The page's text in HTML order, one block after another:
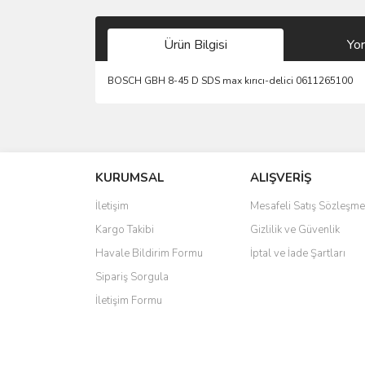
Ürün Bilgisi
BOSCH GBH 8-45 D SDS max kırıcı-delici 0611265100
Ürün resmi kalitesiz, bozuk veya görüntülenemiyor.
Ürün açıklamasında eksik bilgiler bulunuyor.
Ürün bilgilerinde hatalar bulunuyor.
Ürün fiyatı diğer sitelerden daha pahalı.
Bu ürüne benzer farklı alternatifler olmalı.
KURUMSAL
İletişim
Kargo Takibi
Havale Bildirim Formu
Sipariş Sorgula
İletişim Formu
ALIŞVERİŞ
Mesafeli Satış
Gizlilik ve Güvenlik
İptal ve İade Şartları